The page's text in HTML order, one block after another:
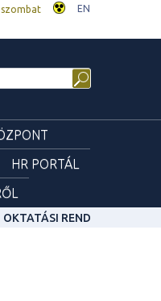
szombat EN
HR PORTÁL
OKTATÁSI REND